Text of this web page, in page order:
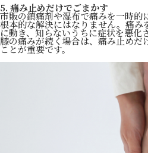
5. 痛み止めだけでごまかす
市販の鎮痛剤や湿布で痛みを一時的
根本的な解決にはなりません。痛み
に動き、知らないうちに症状を悪化
膝の痛みが続く場合は、痛み止めだ
ことが重要です。